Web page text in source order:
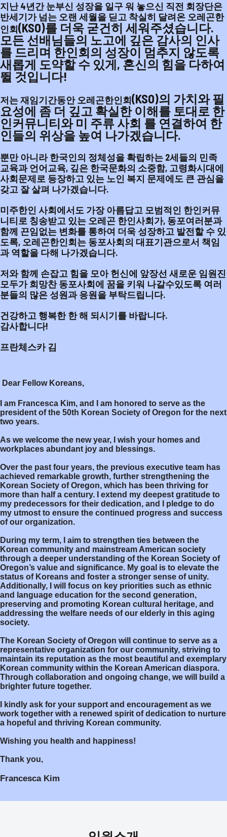
지난 4년간 눈부신 성장을 일구 워 놓으신 직전 회장단은
반세기가 넘는 오랜 세월을 딛고 착실히 달려온 오레곤한
인회(KSO)를 더욱 굳건히 세워주셨습니다.
모든 선배님들의 노고에 깊은 감사의 인사
를 드리며 한인회의 성장이 멈추지 않도록
새롭게 도약할 수 있게, 혼신의 힘을 다하여
뛸 것입니다!
저는 재임기간동안 오레곤한인회(KSO)의 가치와 필
요성에 좀 더 깊고 확실한 이해를 토대로 한
인커뮤니티와 미 주류 사회 를 연결하여 한
인들의 위상을 높여 나가겠습니다.
뿐만 아니라 한국인의 정체성을 확립하는 2세들의 민족
교육과 언어교육, 깊은 한국문화의 소중함, 고령화시대에
사회문제로 등장하고 있는 노인 복지 문제에도 큰 관심을
갖고 잘 살펴 나가겠습니다.
미주한인 사회에서도 가장 아름답고 모범적인 한인커뮤
니티로 칭송받고 있는 오레곤 한인사회가, 동포여러분과
함께 끈임없는 변화를 통하여 더욱 성장하고 발전할 수 있
도록, 오레곤한인회는 동포사회의 대표기관으로서 책임
과 역할을 다해 나가겠습니다.
저와 함께 손잡고 힘을 모아 헌신에 앞장선 새로운 임원진
모두가 희망찬 동포사회에 꿈을 키워 나갈수있도록 여러
분들의 많은 성원과 응원을 부탁드립니다.
건강하고 행복한 한 해 되시기를 바랍니다.
감사합니다!
프란체스카 김
Dear Fellow Koreans,
I am Francesca Kim, and I am honored to serve as the
president of the 50th Korean Society of Oregon for the next
two years.
As we welcome the new year, I wish your homes and
workplaces abundant joy and blessings.
Over the past four years, the previous executive team has
achieved remarkable growth, further strengthening the
Korean Society of Oregon, which has been thriving for
more than half a century. I extend my deepest gratitude to
my predecessors for their dedication, and I pledge to do
my utmost to ensure the continued progress and success
of our organization.
During my term, I aim to strengthen ties between the
Korean community and mainstream American society
through a deeper understanding of the Korean Society of
Oregon’s value and significance. My goal is to elevate the
status of Koreans and foster a stronger sense of unity.
Additionally, I will focus on key priorities such as ethnic
and language education for the second generation,
preserving and promoting Korean cultural heritage, and
addressing the welfare needs of our elderly in this aging
society.
The Korean Society of Oregon will continue to serve as a
representative organization for our community, striving to
maintain its reputation as the most beautiful and exemplary
Korean community within the Korean American diaspora.
Through collaboration and ongoing change, we will build a
brighter future together.
I kindly ask for your support and encouragement as we
work together with a renewed spirit of dedication to nurture
a hopeful and thriving Korean community.
Wishing you health and happiness!
Thank you,
Francesca Kim